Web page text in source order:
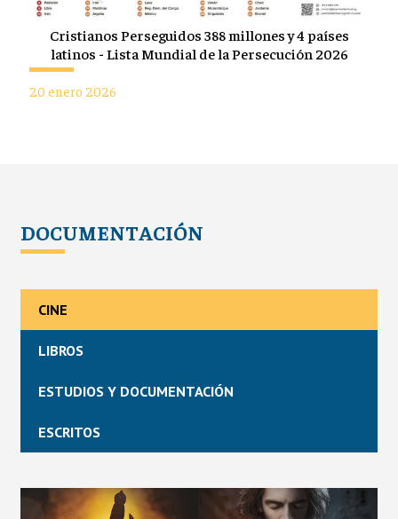
Cristianos Perseguidos 388 millones y 4 países
latinos - Lista Mundial de la Persecución 2026
20 enero 2026
DOCUMENTACIÓN
CINE
LIBROS
ESTUDIOS Y DOCUMENTACIÓN
ESCRITOS